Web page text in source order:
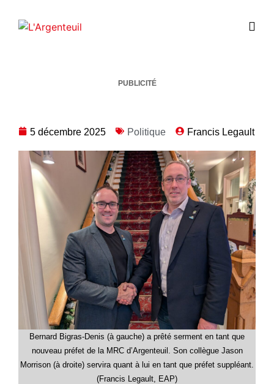
PUBLICITÉ
5 décembre 2025 Politique Francis Legault
Bernard Bigras-Denis (à gauche) a prêté serment en tant que
nouveau préfet de la MRC d’Argenteuil. Son collègue Jason
Morrison (à droite) servira quant à lui en tant que préfet suppléant.
(Francis Legault, EAP)